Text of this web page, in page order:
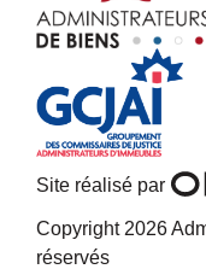
Site réalisé par
Copyright 2026
réservés